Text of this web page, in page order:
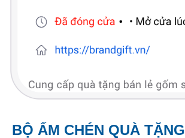
BỘ ẤM CHÉN QUÀ TẶNG